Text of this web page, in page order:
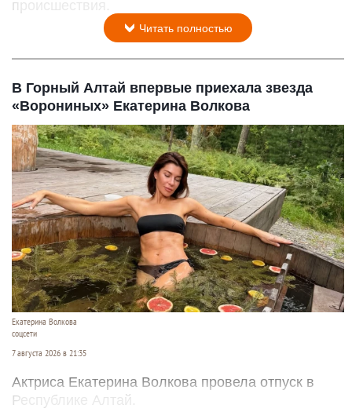
происшествия.
Читать полностью
В Горный Алтай впервые приехала звезда
«Ворониных» Екатерина Волкова
Екатерина Волкова
соцсети
7 августа 2026 в 21:35
Актриса Екатерина Волкова провела отпуск в
Республике Алтай.